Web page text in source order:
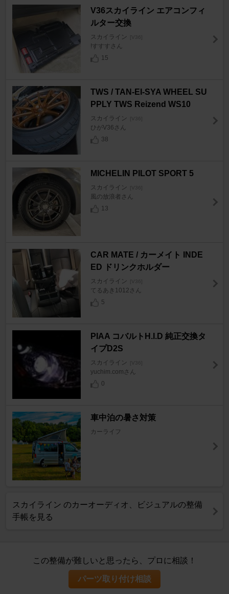
V36スカイライン エアコンフィ
ルター交換
スカイライン [V36]
!すすすさん
15
TWS / TAN-EI-SYA WHEEL SU
PPLY TWS Reizend WS10
スカイライン [V36]
ひがV36さん
38
MICHELIN PILOT SPORT 5
スカイライン [V36]
風の放浪者さん
13
CAR MATE / カーメイト INDE
ED ドリンクホルダー
スカイライン [V36]
てるあき1012さん
5
PIAA コバルトH.I.D 純正交換タ
イプD2S
スカイライン [V36]
yuchim.comさん
0
車中泊の暑さ対策
カーライフ
スカイライン のカーオーディオ、ビジュアルの整備
手帳を見る
この整備が難しいと思ったら、プロに相談！
パーツ取り付け相談